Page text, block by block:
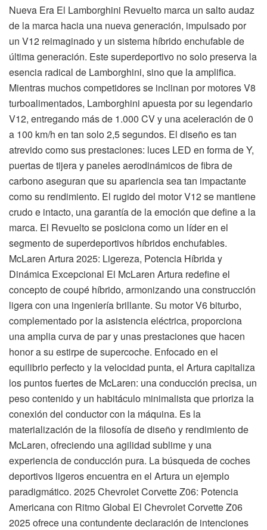
Nueva Era El Lamborghini Revuelto marca un salto audaz
de la marca hacia una nueva generación, impulsado por
un V12 reimaginado y un sistema híbrido enchufable de
última generación. Este superdeportivo no solo preserva la
esencia radical de Lamborghini, sino que la amplifica.
Mientras muchos competidores se inclinan por motores V8
turboalimentados, Lamborghini apuesta por su legendario
V12, entregando más de 1.000 CV y una aceleración de 0
a 100 km/h en tan solo 2,5 segundos. El diseño es tan
atrevido como sus prestaciones: luces LED en forma de Y,
puertas de tijera y paneles aerodinámicos de fibra de
carbono aseguran que su apariencia sea tan impactante
como su rendimiento. El rugido del motor V12 se mantiene
crudo e intacto, una garantía de la emoción que define a la
marca. El Revuelto se posiciona como un líder en el
segmento de superdeportivos híbridos enchufables.
McLaren Artura 2025: Ligereza, Potencia Híbrida y
Dinámica Excepcional El McLaren Artura redefine el
concepto de coupé híbrido, armonizando una construcción
ligera con una ingeniería brillante. Su motor V6 biturbo,
complementado por la asistencia eléctrica, proporciona
una amplia curva de par y unas prestaciones que hacen
honor a su estirpe de supercoche. Enfocado en el
equilibrio perfecto y la velocidad punta, el Artura capitaliza
los puntos fuertes de McLaren: una conducción precisa, un
peso contenido y un habitáculo minimalista que prioriza la
conexión del conductor con la máquina. Es la
materialización de la filosofía de diseño y rendimiento de
McLaren, ofreciendo una agilidad sublime y una
experiencia de conducción pura. La búsqueda de coches
deportivos ligeros encuentra en el Artura un ejemplo
paradigmático. 2025 Chevrolet Corvette Z06: Potencia
Americana con Ritmo Global El Chevrolet Corvette Z06
2025 ofrece una contundente declaración de intenciones